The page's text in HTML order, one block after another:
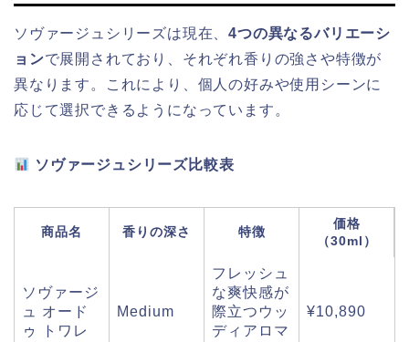
ソヴァージュシリーズは現在、4つの異なるバリエーシ
ョンで展開されており、それぞれ香りの強さや特徴が
異なります。これにより、個人の好みや使用シーンに
応じて選択できるようになっています。
ソヴァージュシリーズ比較表
商品名 香りの深さ 特徴
価格
（30ml）
ソヴァージ
ュ オード
ゥ トワレ
Medium
フレッシュ
な爽快感が
際立つウッ
ディアロマ
¥10,890